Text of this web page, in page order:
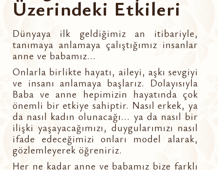
Üzerindeki Etkileri
Dünyaya ilk geldiğimiz an itibariyle,
tanımaya anlamaya çalıştığımız insanlar
anne ve babamız...
Onlarla birlikte hayatı, aileyi, aşkı sevgiyi
ve insanı anlamaya başlarız. Dolayısıyla
Baba ve anne hepimizin hayatında çok
önemli bir etkiye sahiptir. Nasıl erkek, ya
da nasıl kadın olunacağı... ya da nasıl bir
ilişki yaşayacağımızı, duygularımızı nasıl
ifade edeceğimizi onları model alarak,
gözlemleyerek öğreniriz.
Her ne kadar anne ve babamız bize farklı